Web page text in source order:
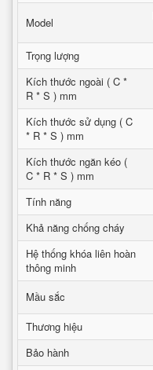
Model
Trọng lượng
Kích thước ngoài ( C *
R * S ) mm
Kích thước sử dụng ( C
* R * S ) mm
Kích thước ngăn kéo (
C * R * S ) mm
Tính năng
Khả năng chống cháy
Hệ thống khóa liên hoàn
thông minh
Mầu sắc
Thương hiệu
Bảo hành